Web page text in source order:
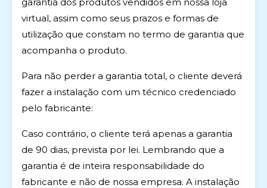
virtual, assim como seus prazos e formas de
utilização que constam no termo de garantia que
acompanha o produto.
Para não perder a garantia total, o cliente deverá
fazer a instalação com um técnico credenciado
pelo fabricante:
Caso contrário, o cliente terá apenas a garantia
de 90 dias, prevista por lei. Lembrando que a
garantia é de inteira responsabilidade do
fabricante e não de nossa empresa. A instalação